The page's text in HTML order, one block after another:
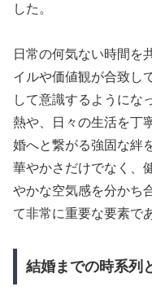
した。
日常の何気ない時間を
イルや価値観が合致し
して意識するようにな
熱や、日々の生活を丁
婚へと繋がる強固な絆
華やかさだけでなく、
やかな空気感を分かち
て非常に重要な要素で
結婚までの時系列